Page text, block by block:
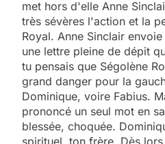
met hors d'elle Anne
très sévères l'action et la
Royal. Anne Sinclair
une lettre pleine de dépit
tu pensais que Ségolène
grand danger pour la
Dominique, voire Fabius.
prononcé un seul mot en
blessée, choquée.